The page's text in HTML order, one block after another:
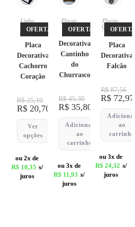
OFERTA!
Linha
Pet,
Placas
Placa
Decorativa
Cachorro
Coração
R$25,10
R$20,70
Ver
opções
ou 2x de
R$ 10,35 s/
juros
OFERTA!
Placas
Placa
Decorativa
Cantinho
do
Churrasco
R$45,30
R$ 35,80
Adicionar
ao
carrinho
ou 3x de
R$ 11,93 s/
juros
OFERTA!
Placas,
Quadro
s
Placa
Decorativa
Falcão
R$87,56
R$72,97
Adicionar
ao
carrinho
ou 3x de
R$ 24,32 s/
juros